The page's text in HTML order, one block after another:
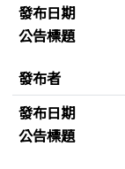
發布日期
公告標題
發布者
發布日期
公告標題